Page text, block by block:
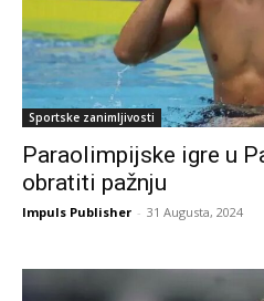
Sportske zanimljivosti
Paraolimpijske igre u
obratiti pažnju
Impuls Publisher - 31 Augusta, 2024